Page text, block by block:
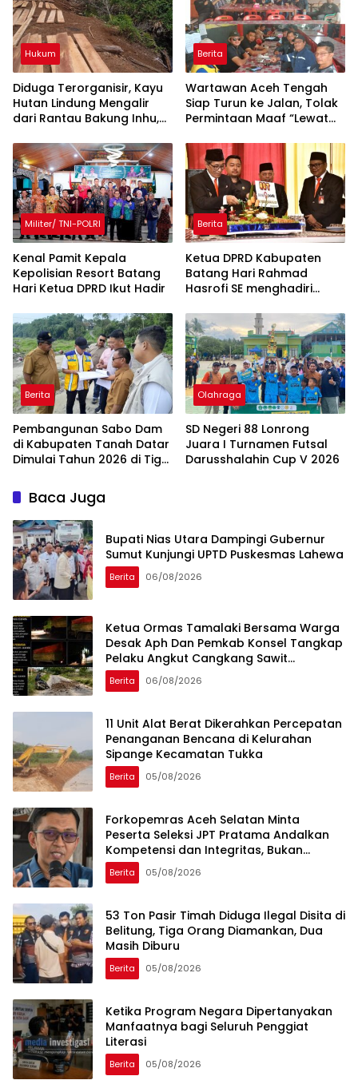
Hukum
Diduga Terorganisir, Kayu
Hutan Lindung Mengalir
dari Rantau Bakung Inhu,
Berita
Wartawan Aceh Tengah
Siap Turun ke Jalan, Tolak
Permintaan Maaf “Lewat
Militer/ TNI-POLRI
Kenal Pamit Kepala
Kepolisian Resort Batang
Hari ‎Ketua DPRD Ikut Hadir
Berita
Ketua DPRD Kabupaten
Batang Hari Rahmad
Hasrofi SE menghadiri
Bank Jambi
Berita
Pembangunan Sabo Dam
di Kabupaten Tanah Datar
Dimulai Tahun 2026 di Tiga
Olahraga
SD Negeri 88 Lonrong
Juara I Turnamen Futsal
Darusshalahin Cup V 2026
Baca Juga
Bupati Nias Utara Dampingi Gubernur
Sumut Kunjungi UPTD Puskesmas Lahewa
Berita 06/08/2026
Ketua Ormas Tamalaki Bersama Warga
Desak Aph Dan Pemkab Konsel Tangkap
Pelaku Angkut Cangkang Sawit
Overload, Truk PT KAP Melintas Jalan
Umum
Berita 06/08/2026
11 Unit Alat Berat Dikerahkan Percepatan
Penanganan Bencana di Kelurahan
Sipange Kecamatan Tukka
Berita 05/08/2026
Forkopemras Aceh Selatan Minta
Peserta Seleksi JPT Pratama Andalkan
Kompetensi dan Integritas, Bukan
Kedekatan
Berita 05/08/2026
53 Ton Pasir Timah Diduga Ilegal Disita di
Belitung, Tiga Orang Diamankan, Dua
Masih Diburu
Berita 05/08/2026
Ketika Program Negara Dipertanyakan
Manfaatnya bagi Seluruh Penggiat
Literasi
Berita 05/08/2026